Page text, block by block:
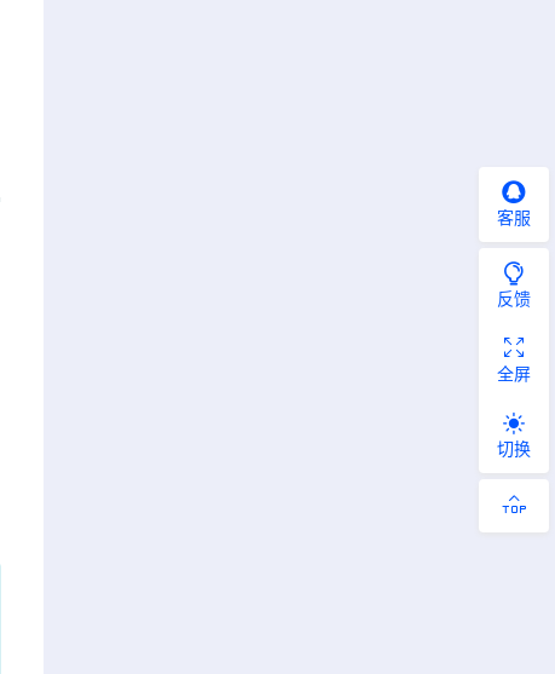
客服
反馈
全屏
切换